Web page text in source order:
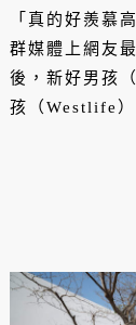
「真的好羨慕
群媒體上網友
後，新好男孩
孩（Westlife
被貼上文化沙
正在悄悄轉變